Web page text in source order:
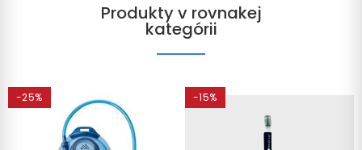
Produkty v rovnakej
kategórii
-25% -15%